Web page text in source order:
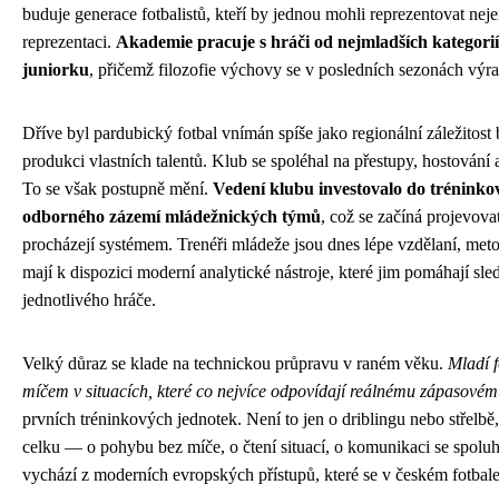
buduje generace fotbalistů, kteří by jednou mohli reprezentovat
reprezentaci. Akademie pracuje s hráči od nejmladších
juniorku, přičemž filozofie výchovy se v posledních sezonách
Dříve byl pardubický fotbal vnímán spíše jako regionální záležitost
produkci vlastních talentů. Klub se spoléhal na přestupy, hostování
To se však postupně mění. Vedení klubu investovalo do
odborného zázemí mládežnických týmů, což se začíná
procházejí systémem. Trenéři mládeže jsou dnes lépe vzdělaní,
mají k dispozici moderní analytické nástroje, které jim pomáhají
jednotlivého hráče.
Velký důraz se klade na technickou průpravu v raném věku. Mladí
míčem v situacích, které co nejvíce odpovídají reálnému
prvních tréninkových jednotek. Není to jen o driblingu nebo
celku — o pohybu bez míče, o čtení situací, o komunikaci se
vychází z moderních evropských přístupů, které se v českém